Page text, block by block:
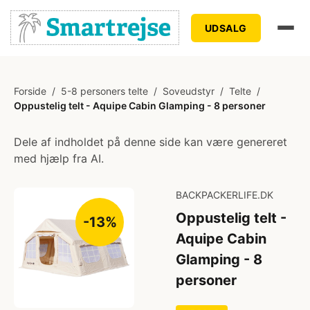
UDSALG
Forside / 5-8 personers telte / Soveudstyr / Telte /
Oppustelig telt - Aquipe Cabin Glamping - 8 personer
Dele af indholdet på denne side kan være genereret
med hjælp fra AI.
-13%
BACKPACKERLIFE.DK
Oppustelig telt -
Aquipe Cabin
Glamping - 8
personer